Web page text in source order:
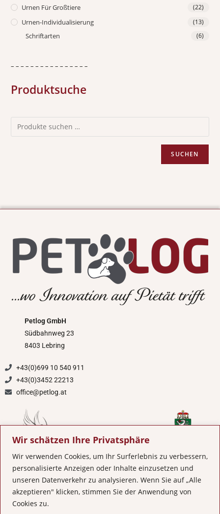
Wir schätzen Ihre Privatsphäre
Wir verwenden Cookies, um Ihr Surferlebnis zu verbessern,
personalisierte Anzeigen oder Inhalte einzusetzen und
unseren Datenverkehr zu analysieren. Wenn Sie auf „Alle
akzeptieren" klicken, stimmen Sie der Anwendung von
Cookies zu.
Urnen Für Großtiere (22)
Urnen-Individualisierung (13)
Schriftarten (6)
– – – – – – – – – – – – – – – –
Produktsuche
SUCHEN
Petlog GmbH
Südbahnweg 23
8403 Lebring
+43(0)699 10 540 911
+43(0)3452 22213
office@petlog.at
Impressum DatenschutzerklärungKontakt